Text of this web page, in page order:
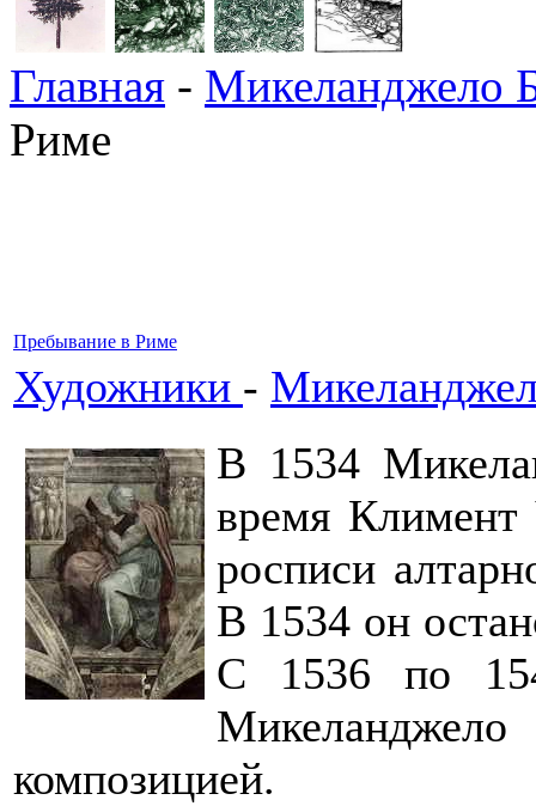
Главная - Микеланджело
Риме
Пребывание в Риме
Художники -
В 1534
время
росписи
В 1534 он
С 1536 по
композицией.